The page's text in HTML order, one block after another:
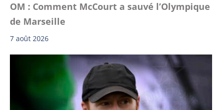
OM : Comment McCourt a sauvé l’Olympique
de Marseille
7 août 2026